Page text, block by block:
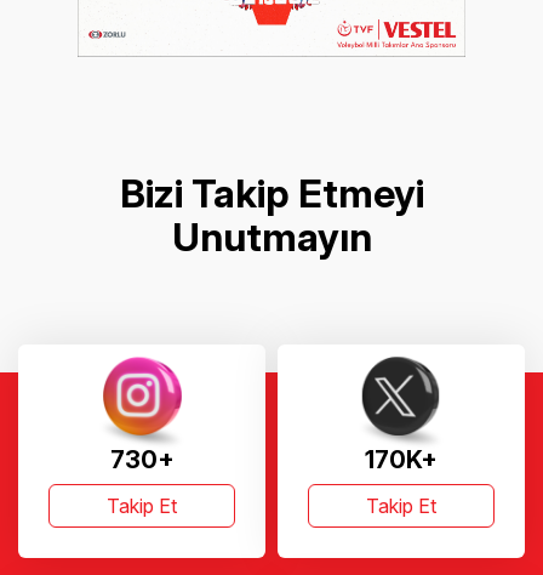
Bizi Takip Etmeyi
Unutmayın
730+
Takip Et
170K+
Takip Et